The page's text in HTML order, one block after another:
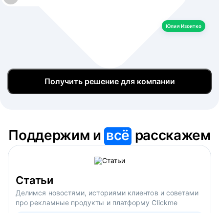
Юлия Изоитко
Получить решение для компании
Поддержим ивсё расскажем
Статьи
Делимся новостями, историями клиентов и советами
про рекламные продукты и платформу Clickme